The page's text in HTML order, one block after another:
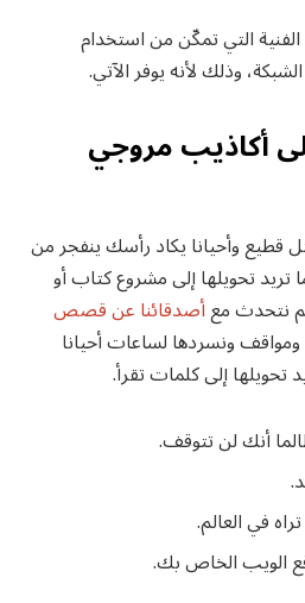
التي تمكّن من استخدام
أكاذيب مروجي
قطيع وأحيانا يكاد رأسك ينفجر من
تريد تحويلها إلى مشروع كتاب أو
نتحدث معأصدقائنا عن قصص
ونسردها لساعات أحيانا
تحويلها إلى كلمات تقرأ.
أنك لن تتوقف.
في العالم.